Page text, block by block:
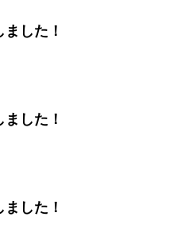
した！
した！
した！